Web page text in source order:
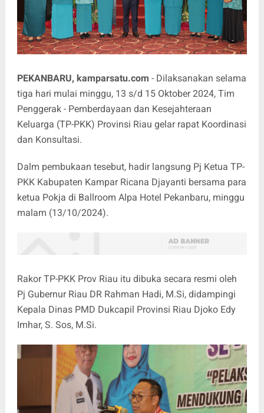
PEKANBARU, kamparsatu.com - Dilaksanakan selama
tiga hari mulai minggu, 13 s/d 15 Oktober 2024, Tim
Penggerak - Pemberdayaan dan Kesejahteraan
Keluarga (TP-PKK) Provinsi Riau gelar rapat Koordinasi
dan Konsultasi.
Dalm pembukaan tesebut, hadir langsung Pj Ketua TP-
PKK Kabupaten Kampar Ricana Djayanti bersama para
ketua Pokja di Ballroom Alpa Hotel Pekanbaru, minggu
malam (13/10/2024).
Rakor TP-PKK Prov Riau itu dibuka secara resmi oleh
Pj Gubernur Riau DR Rahman Hadi, M.Si, didampingi
Kepala Dinas PMD Dukcapil Provinsi Riau Djoko Edy
Imhar, S. Sos, M.Si.